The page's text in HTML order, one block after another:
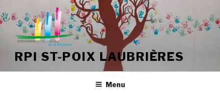
au
contenu
principal
RPI ST-POIX LAUBRIÈRES
Menu